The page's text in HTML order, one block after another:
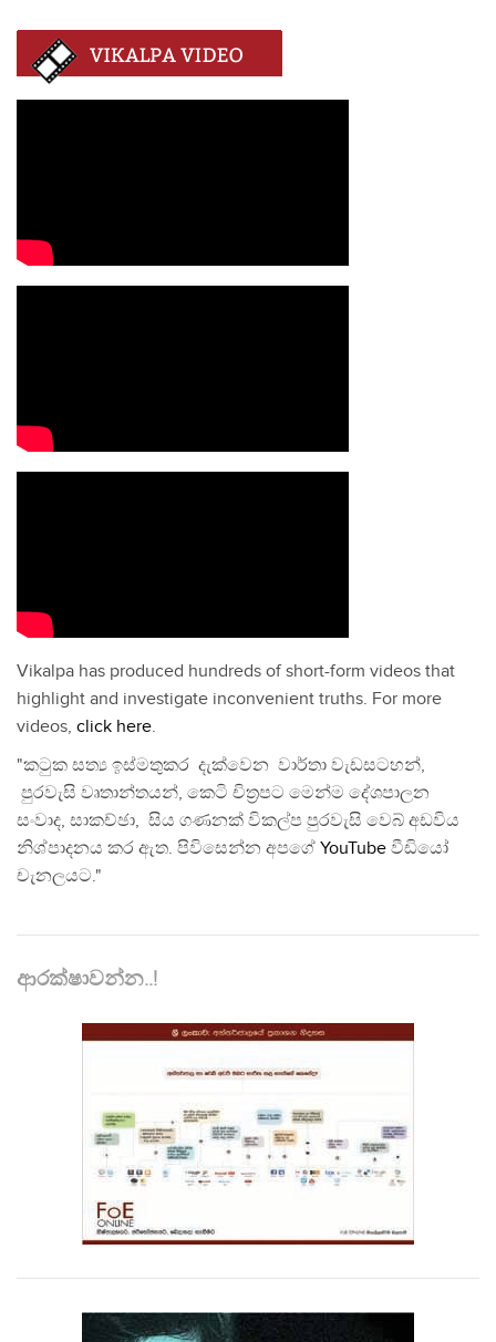
Vikalpa has produced hundreds of short-form videos that
highlight and investigate inconvenient truths. For more
videos, click here.
"කටුක සත්‍ය ඉස්මතුකර දැක්වෙන වාර්තා වැඩසටහන්,
පුරවැසි වෘතාන්තයන්, කෙටි චිත්‍රපට මෙන්ම දේශපාලන
සංවාද, සාකච්ඡා, සිය ගණනක් විකල්ප පුරවැසි වෙබ් අඩවිය
නිශ්පාදනය කර ඇත. පිවිසෙන්න අපගේ YouTube වීඩියෝ
චැනලයට."
ආරක්ෂාවන්න..!